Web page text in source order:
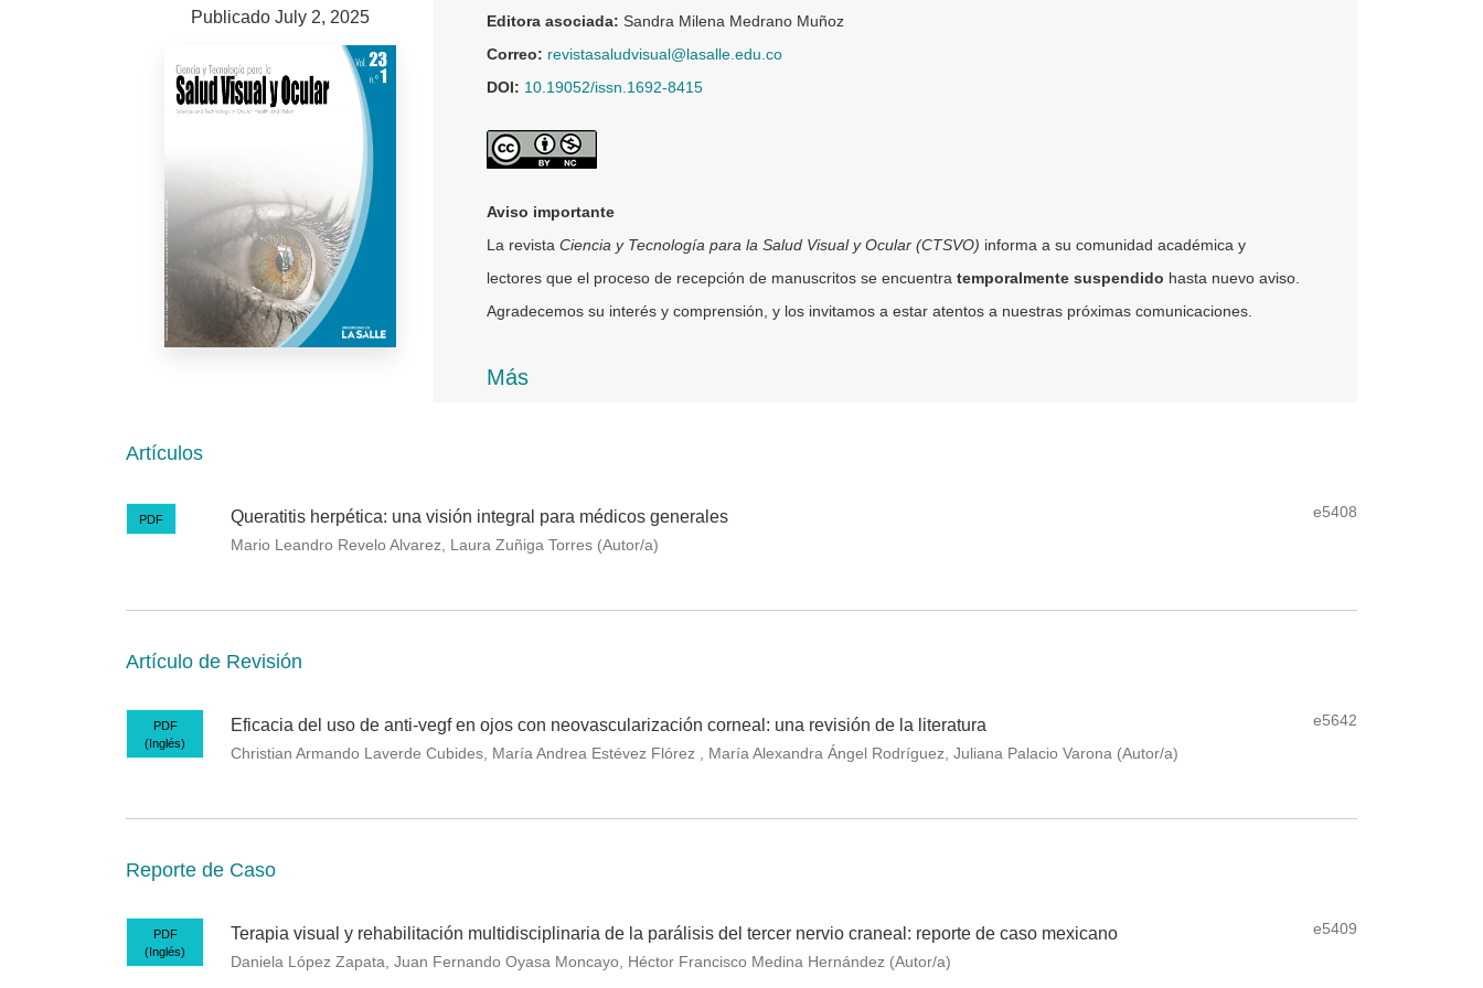
Publicado July 2, 2025
Editora asociada: Sandra Milena Medrano Muñoz
Correo: revistasaludvisual@lasalle.edu.co
DOI: 10.19052/issn.1692-8415
Aviso importante
La revista Ciencia y Tecnología para la Salud Visual y Ocular (CTSVO) informa a su comunidad académica y
lectores que el proceso de recepción de manuscritos se encuentra temporalmente suspendido hasta nuevo aviso.
Agradecemos su interés y comprensión, y los invitamos a estar atentos a nuestras próximas comunicaciones.
Más
Artículos
PDF Queratitis herpética: una visión integral para médicos generales
Mario Leandro Revelo Alvarez, Laura Zuñiga Torres (Autor/a)
e5408
Artículo de Revisión
PDF
(Inglés)
Eficacia del uso de anti-vegf en ojos con neovascularización corneal: una revisión de la literatura
Christian Armando Laverde Cubides, María Andrea Estévez Flórez , María Alexandra Ángel Rodríguez, Juliana Palacio Varona (Autor/a)
e5642
Reporte de Caso
PDF
(Inglés)
Terapia visual y rehabilitación multidisciplinaria de la parálisis del tercer nervio craneal: reporte de caso mexicano
Daniela López Zapata, Juan Fernando Oyasa Moncayo, Héctor Francisco Medina Hernández (Autor/a)
e5409